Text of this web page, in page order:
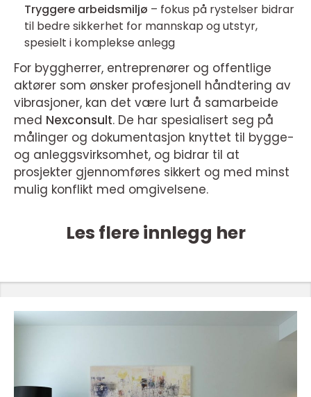
Tryggere arbeidsmiljø – fokus på rystelser bidrar
til bedre sikkerhet for mannskap og utstyr,
spesielt i komplekse anlegg
For byggherrer, entreprenører og offentlige
aktører som ønsker profesjonell håndtering av
vibrasjoner, kan det være lurt å samarbeide
med Nexconsult. De har spesialisert seg på
målinger og dokumentasjon knyttet til bygge-
og anleggsvirksomhet, og bidrar til at
prosjekter gjennomføres sikkert og med minst
mulig konflikt med omgivelsene.
Les flere innlegg her